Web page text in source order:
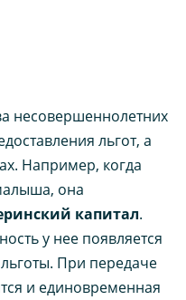
несовершеннолетних
льгот, а
Например, когда
она
капитал.
у нее появляется
При передаче
и единовременная